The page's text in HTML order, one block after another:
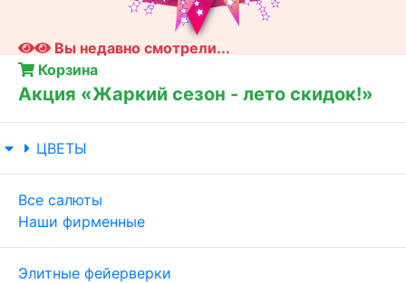
Вы недавно смотрели...
Корзина
Акция «Жаркий сезон - лето скидок!»
ЦВЕТЫ
Все салюты
Наши фирменные
Элитные фейерверки